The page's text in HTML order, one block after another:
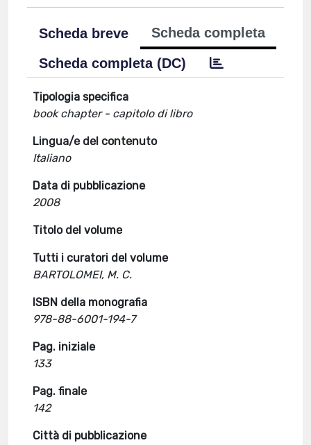
Scheda breve
Scheda completa
Scheda completa (DC)
Tipologia specifica
book chapter - capitolo di libro
Lingua/e del contenuto
Italiano
Data di pubblicazione
2008
Titolo del volume
Tutti i curatori del volume
BARTOLOMEI, M. C.
ISBN della monografia
978-88-6001-194-7
Pag. iniziale
133
Pag. finale
142
Città di pubblicazione